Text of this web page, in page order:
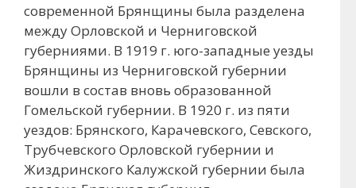
современной Брянщины была разделена
между Орловской и Черниговской
губерниями. В 1919 г. юго-западные уезды
Брянщины из Черниговской губернии
вошли в состав вновь образованной
Гомельской губернии. В 1920 г. из пяти
уездов: Брянского, Карачевского, Севского,
Трубчевского Орловской губернии и
Жиздринского Калужской губернии была